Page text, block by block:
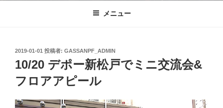
メニュー
投
稿
日:
2019-01-01 投稿者: GASSANPF_ADMIN
10/20 デポー新松戸でミニ交流会&
フロアアピール